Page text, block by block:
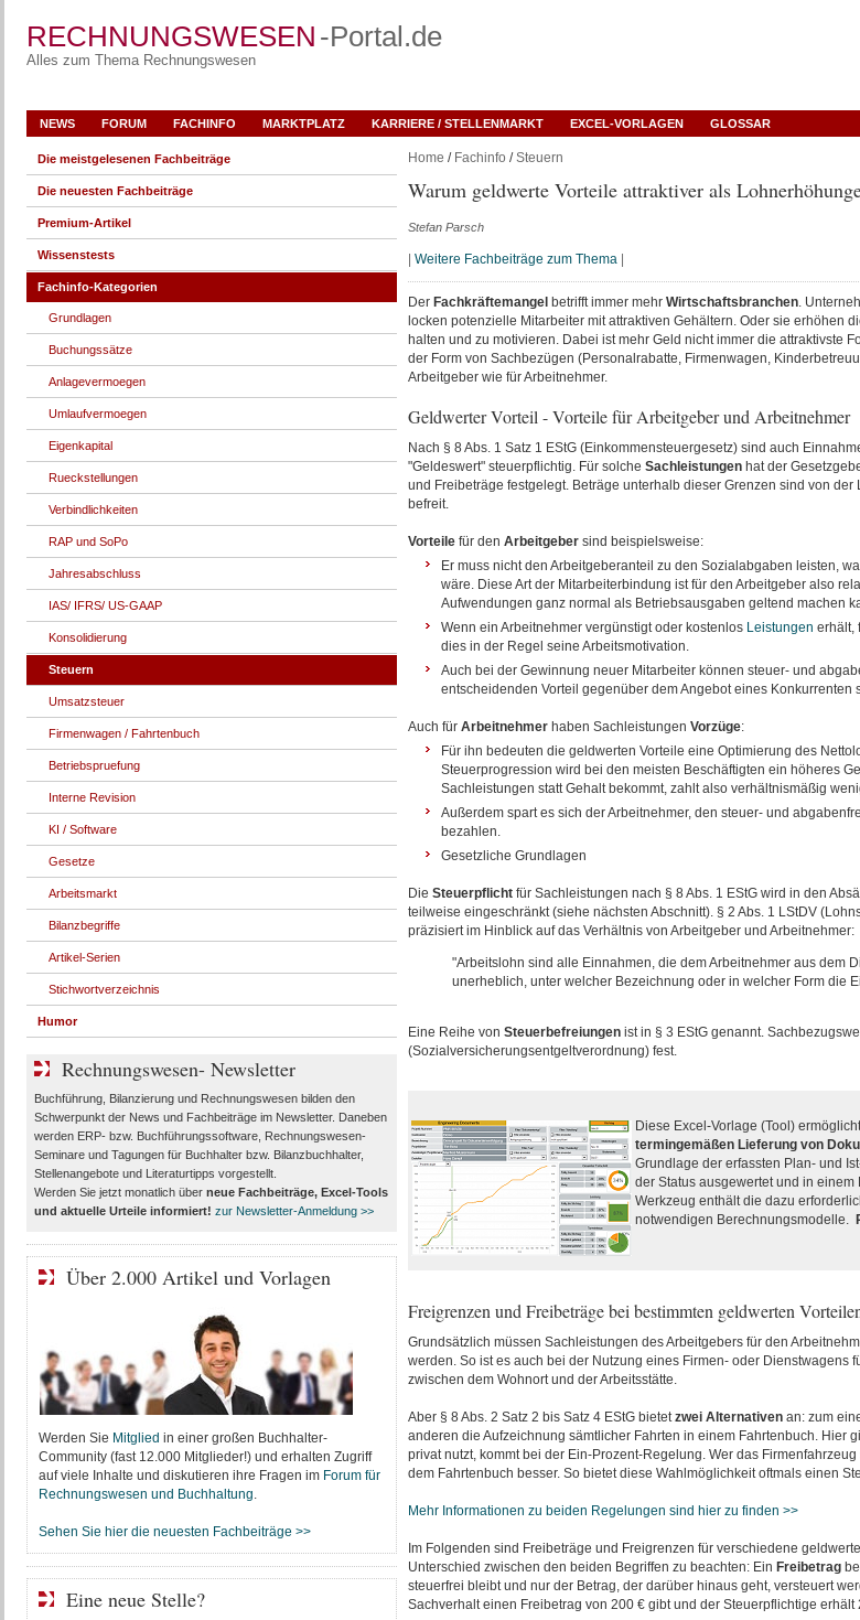
RECHNUNGSWESEN -Portal.de
Alles zum Thema Rechnungswesen
NEWS FORUM FACHINFO MARKTPLATZ KARRIERE / STELLENMARKT EXCEL-VORLAGEN GLOSSAR
Home / Fachinfo /Steuern
Warum geldwerte Vorteile attraktiver als
Stefan Parsch
Weitere Fachbeiträge zum Thema
Der Fachkräftemangel betrifft immer mehr Wirtschaftsbranchen.
locken potenzielle Mitarbeiter mit attraktiven Gehältern. Oder sie erhöhen
halten und zu motivieren. Dabei ist mehr Geld nicht immer die attraktivste
der Form von Sachbezügen (Personalrabatte, Firmenwagen,
Arbeitgeber wie für Arbeitnehmer.
Geldwerter Vorteil - Vorteile für Arbeitgeber und Arbeitnehmer
Nach § 8 Abs. 1 Satz 1 EStG (Einkommensteuergesetz) sind auch
"Geldeswert" steuerpflichtig. Für solche Sachleistungenhat der
und Freibeträge festgelegt. Beträge unterhalb dieser Grenzen sind von
befreit.
Vorteilefür den Arbeitgebersind beispielsweise:
Er muss nicht den Arbeitgeberanteil zu den Sozialabgaben leisten,
wäre. Diese Art der Mitarbeiterbindung ist für den Arbeitgeber also
Aufwendungen ganz normal als Betriebsausgaben geltend machen
Wenn ein Arbeitnehmer vergünstigt oder kostenlos Leistungen erhält,
dies in der Regel seine Arbeitsmotivation.
Auch bei der Gewinnung neuer Mitarbeiter können steuer- und
entscheidenden Vorteil gegenüber dem Angebot eines Konkurrenten
Auch für Arbeitnehmerhaben Sachleistungen Vorzüge:
Für ihn bedeuten die geldwerten Vorteile eine Optimierung des
Steuerprogression wird bei den meisten Beschäftigten ein höheres
Sachleistungen statt Gehalt bekommt, zahlt also verhältnismäßig
Außerdem spart es sich der Arbeitnehmer, den steuer- und
bezahlen.
Gesetzliche Grundlagen
Die Steuerpflichtfür Sachleistungen nach § 8 Abs. 1 EStG wird in den
teilweise eingeschränkt (siehe nächsten Abschnitt). § 2 Abs. 1 LStDV
präzisiert im Hinblick auf das Verhältnis von Arbeitgeber und Arbeitnehmer:
"Arbeitslohn sind alle Einnahmen, die dem Arbeitnehmer aus dem
unerheblich, unter welcher Bezeichnung oder in welcher Form die
Eine Reihe von Steuerbefreiungenist in § 3 EStG genannt.
(Sozialversicherungsentgeltverordnung) fest.
Diese Excel-Vorlage (Tool)
termingemäßen Lieferung von
Grundlage der erfassten Plan- und
der Status ausgewertet und in
Werkzeug enthält die dazu
notwendigen Berechnungsmodelle.
Freigrenzen und Freibeträge bei bestimmten geldwerten
Grundsätzlich müssen Sachleistungen des Arbeitgebers für den
werden. So ist es auch bei der Nutzung eines Firmen- oder Dienstwagens
zwischen dem Wohnort und der Arbeitsstätte.
Aber § 8 Abs. 2 Satz 2 bis Satz 4 EStG bietetzwei Alternativenan: zum
anderen die Aufzeichnung sämtlicher Fahrten in einem Fahrtenbuch. Hier
privat nutzt, kommt bei der Ein-Prozent-Regelung. Wer das
dem Fahrtenbuch besser. So bietet diese Wahlmöglichkeit oftmals einen
Mehr Informationen zu beiden Regelungen sind hier zu finden >>
Im Folgenden sind Freibeträge und Freigrenzen für verschiedene
Unterschied zwischen den beiden Begriffen zu beachten: Ein Freibetrag
steuerfrei bleibt und nur der Betrag, der darüber hinaus geht, versteuert
Sachverhalt einen Freibetrag von 200 € gibt und der Steuerpflichtige
Die meistgelesenen Fachbeiträge
Die neuesten Fachbeiträge
Premium-Artikel
Wissenstests
Fachinfo-Kategorien
Grundlagen
Buchungssätze
Anlagevermoegen
Umlaufvermoegen
Eigenkapital
Rueckstellungen
Verbindlichkeiten
RAP und SoPo
Jahresabschluss
IAS/ IFRS/ US-GAAP
Konsolidierung
Steuern
Umsatzsteuer
Firmenwagen / Fahrtenbuch
Betriebspruefung
Interne Revision
KI / Software
Gesetze
Arbeitsmarkt
Bilanzbegriffe
Artikel-Serien
Stichwortverzeichnis
Humor
Rechnungswesen- Newsletter
Buchführung, Bilanzierung und Rechnungswesen bilden den
Schwerpunkt der News und Fachbeiträge im Newsletter. Daneben
werden ERP- bzw. Buchführungssoftware, Rechnungswesen-
Seminare und Tagungen für Buchhalter bzw. Bilanzbuchhalter,
Stellenangebote und Literaturtipps vorgestellt.
Werden Sie jetzt monatlich über neue Fachbeiträge, Excel-Tools
und aktuelle Urteileinformiert! zur Newsletter-Anmeldung >>
Über 2.000 Artikel und Vorlagen
Werden Sie Mitglied in einer großen Buchhalter-
Community (fast 12.000 Mitglieder!) und erhalten Zugriff
auf viele Inhalte und diskutieren ihre Fragen im Forum für
Rechnungswesen und Buchhaltung.
Sehen Sie hier die neuesten Fachbeiträge >>
Eine neue Stelle?